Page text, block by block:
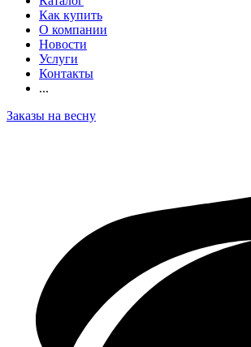
Как купить
О компании
Новости
Услуги
Контакты
...
Заказы на весну